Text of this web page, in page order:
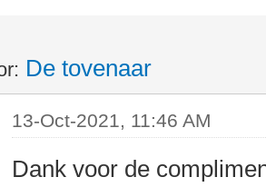
De tovenaar
13-Oct-2021, 11:46 AM
Dank voor de